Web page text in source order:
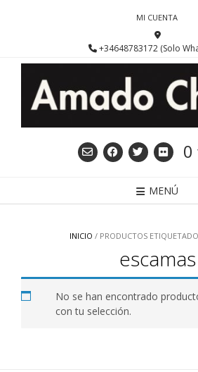
MI CUENTA
+34648783172 (Solo
0
MENÚ
INICIO / PRODUCTOS
escamas
No se han encontrado
con tu selección.